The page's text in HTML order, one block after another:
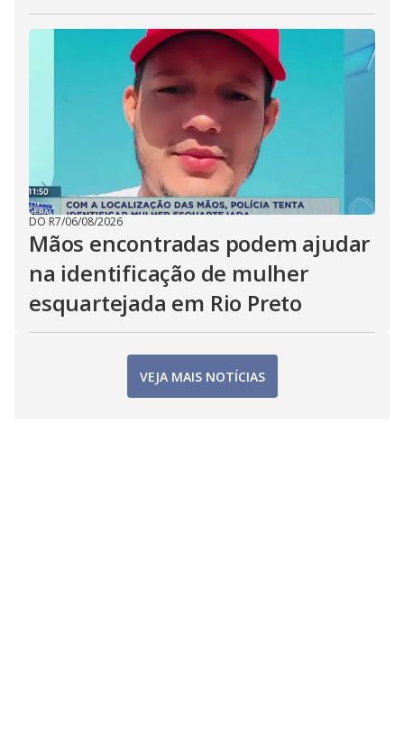
DO R7/06/08/2026
Mãos encontradas podem ajudar
na identificação de mulher
esquartejada em Rio Preto
VEJA MAIS NOTÍCIAS